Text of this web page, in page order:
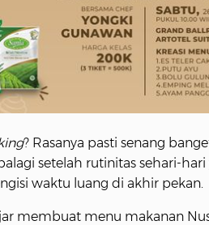
? Rasanya pasti senang
setelah rutinitas sehari-hari
waktu luang di akhir pekan.
membuat menu makanan